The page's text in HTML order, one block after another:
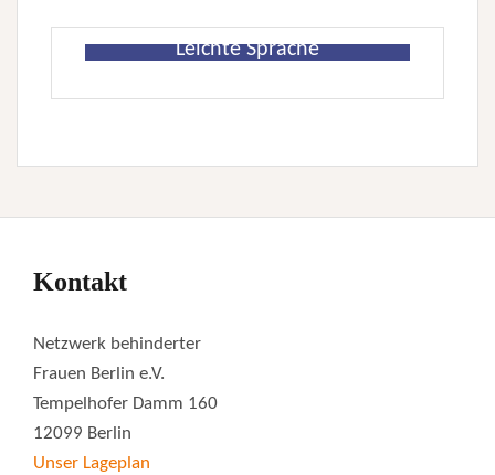
Leichte Sprache
Kontakt
Netzwerk behinderter
Frauen Berlin e.V.
Tempelhofer Damm 160
12099 Berlin
Unser Lageplan